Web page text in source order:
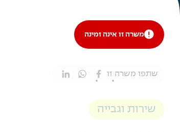
משרה זו אינה זמינה
שתפו משרה זו
שירות וגבייה